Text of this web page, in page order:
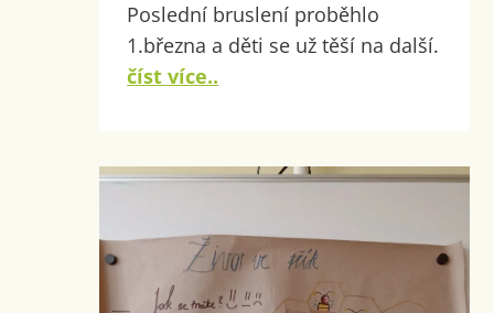
Poslední bruslení proběhlo
1.března a děti se už těší na další.
číst více..